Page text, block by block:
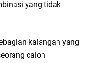
yang tidak
kalangan yang
calon